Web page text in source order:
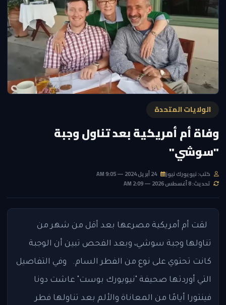
الولايات المتحدة
وفاة أم أمريكية بعد تناول وجبة
"سوشي"
كتب: نيويورك نيوز
تحديث: 8 أغسطس 2026 — 2:09 AM
لقت أم أمريكية مصرعها بعد أقل من شهر من
تناولها وجبة سوشي، وبعد الفحص تبين أن الوجبة
كانت تحتوي على نوع من الفطر السام. وفي التفاصيل
التي أوردتها صحيفة "نيويورك بوست" عاشت دونا
فينتورا أيامًا من المعاناة والألم بعد تناولها فطر